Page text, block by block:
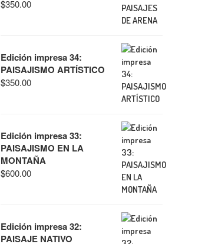
$350.00
Edición impresa 34:
PAISAJISMO ARTÍSTICO
$350.00
Edición impresa 33:
PAISAJISMO EN LA
MONTAÑA
$600.00
Edición impresa 32:
PAISAJE NATIVO